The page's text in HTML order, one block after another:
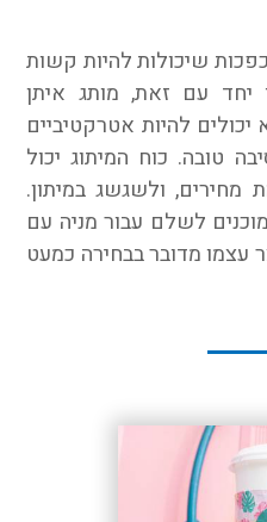
שיכולות להיות קשות
יחד עם זאת, מותג איתן
להיות אטרקטיביים
טובה. כוח המיתוג יכול
מחירים, ולשגשג במיתון.
לשלם עבור מניה עם
עצמו מדובר בבחירה כמעט